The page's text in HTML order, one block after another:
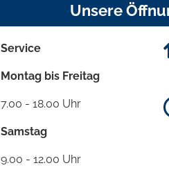
Unsere
Service
Montag bis Freitag
7.00 - 18.00 Uhr
Samstag
9.00 - 12.00 Uhr